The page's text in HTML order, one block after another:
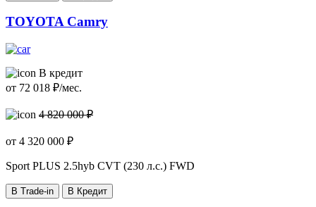
TOYOTA Camry
В кредит
от 72 018 ₽/мес.
4 820 000 ₽
от 4 320 000 ₽
Sport PLUS 2.5hyb CVT (230 л.с.) FWD
В Trade-in В Кредит